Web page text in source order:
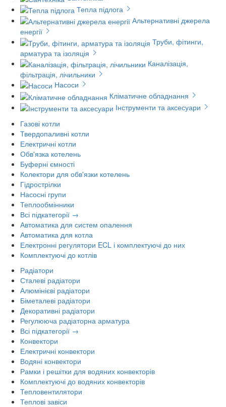
Тепла підлога
Альтернативні джерела
енергії
Труби, фітинги,
арматура та ізоляція
Каналізація,
фільтрація, лічильники
Насоси
Кліматичне обладнання
Інструменти та аксесуари
Газові котли
Твердопаливні котли
Електричні котли
Обв'язка котелень
Буферні ємності
Колектори для обв'язки котелень
Гідрострілки
Насосні групи
Теплообмінники
Всі підкатегорії →
Автоматика для систем опалення
Автоматика для котла
Електронні регулятори ECL і комплектуючі до них
Комплектуючі до котлів
Радіатори
Сталеві радіатори
Алюмінієві радіатори
Біметалеві радіатори
Декоративні радіатори
Регулююча радіаторна арматура
Всі підкатегорії →
Конвектори
Електричні конвектори
Водяні конвектори
Рамки і решітки для водяних конвекторів
Комплектуючі до водяних конвекторів
Тепловентилятори
Теплові завіси